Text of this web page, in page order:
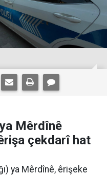
Mêrdînê
çekdarî hat
ya Mêrdînê, êrişeke